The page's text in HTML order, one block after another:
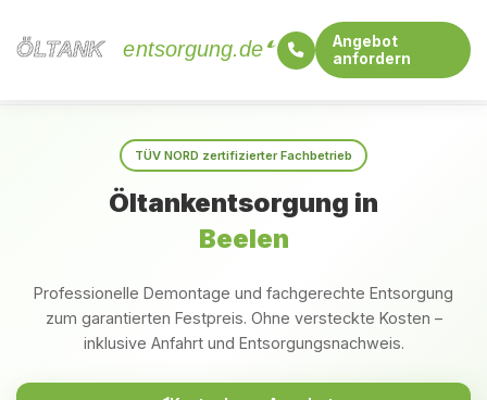
ÖLTANK
ÖLTANK entsorgung.de
Angebot
anfordern
TÜV NORD zertifizierter Fachbetrieb
Öltankentsorgung in
Beelen
Professionelle Demontage und fachgerechte Entsorgung
zum garantierten Festpreis. Ohne versteckte Kosten –
inklusive Anfahrt und Entsorgungsnachweis.